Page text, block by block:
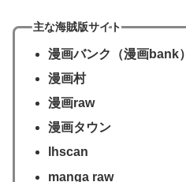
主な海賊版サイト
漫画バンク（漫画bank）
漫画村
漫画raw
漫画タウン
lhscan
manga raw